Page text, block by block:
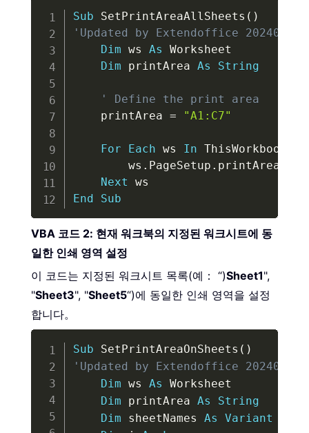
Sub SetPrintAreaAllSheets ( )
'Updated by Extendoffice 20240205
Dim ws As Worksheet
Dim printArea As String
' Define the print area
    printArea
= "A1:C7"
For Each ws In ThisWorkbook
        ws
. PageSetup . printArea
Next
End
Sub
Copy
VBA 코드 2: 현재 워크북의 지정된 워크시트에 동
일한 인쇄 영역 설정
이 코드는 지정된 워크시트 목록(예： “)Sheet1",
"Sheet3", "Sheet5“)에 동일한 인쇄 영역을 설정
합니다。
Sub SetPrintAreaOnSheets ( )
'Updated by Extendoffice 20240205
Dim ws As Worksheet
Dim printArea As
String
Dim sheetNames As
Variant
Copy